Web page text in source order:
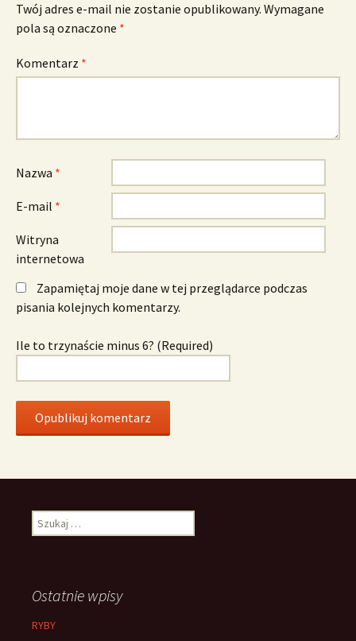
Twój adres e-mail nie zostanie opublikowany. Wymagane
pola są oznaczone *
Komentarz *
Nazwa *
E-mail *
Witryna
internetowa
Zapamiętaj moje dane w tej przeglądarce podczas
pisania kolejnych komentarzy.
Ile to trzynaście minus 6? (Required)
Szukaj:
Ostatnie wpisy
RYBY